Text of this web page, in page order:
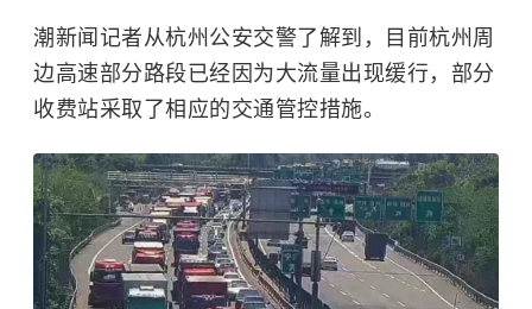
潮新闻记者从杭州公安交警了解到，目前杭州周
边高速部分路段已经因为大流量出现缓行，部分
收费站采取了相应的交通管控措施。